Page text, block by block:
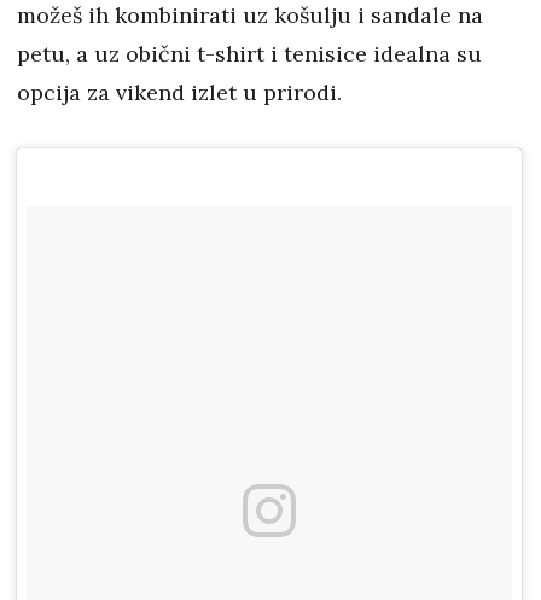
možeš ih kombinirati uz košulju i sandale na
petu, a uz obični t-shirt i tenisice idealna su
opcija za vikend izlet u prirodi.